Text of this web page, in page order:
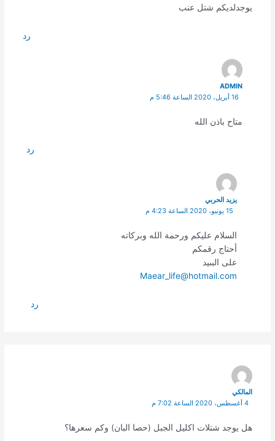
يوجدلديكم شتل عنب
رد
ADMIN
16 أبريل، 2020 الساعة 5:46 م
متاح باذن الله
رد
يزيد الحربي
15 يونيو، 2020 الساعة 4:23 م
السلام عليكم ورحمة الله وبركاته
أحتاج رقمكم
على البىيد
Maear_life@hotmail.com
رد
المالكي
4 أغسطس، 2020 الساعة 7:02 م
هل يوجد شتلات اكليل الجبل (حصا البان) وكم سعرها؟